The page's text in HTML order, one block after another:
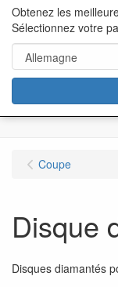
content="18/11/2025″/>
Coupe
Disque
Disques diamantés
Obtenez les
Sélectionnez votre